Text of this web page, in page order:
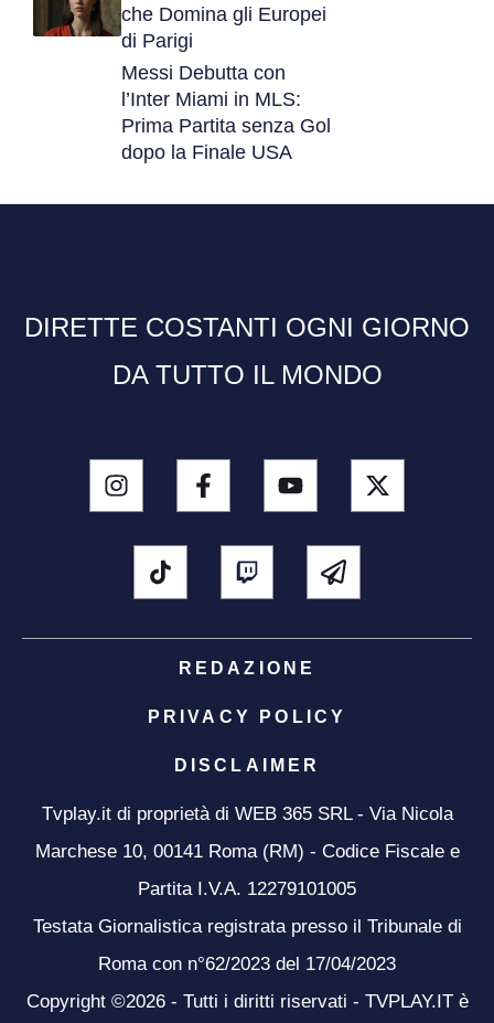
che Domina gli Europei
di Parigi
Messi Debutta con
l’Inter Miami in MLS:
Prima Partita senza Gol
dopo la Finale USA
DIRETTE COSTANTI OGNI GIORNO
DA TUTTO IL MONDO
REDAZIONE
PRIVACY POLICY
DISCLAIMER
Tvplay.it di proprietà di WEB 365 SRL - Via Nicola
Marchese 10, 00141 Roma (RM) - Codice Fiscale e
Partita I.V.A. 12279101005
Testata Giornalistica registrata presso il Tribunale di
Roma con n°62/2023 del 17/04/2023
Copyright ©2026 - Tutti i diritti riservati - TVPLAY.IT è